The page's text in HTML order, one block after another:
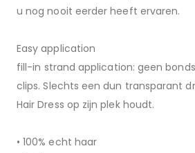
u nog nooit eerder heeft ervaren.
Easy application
fill-in strand application: geen
clips. Slechts een dun transparant
Hair Dress op zijn plek houdt.
• 100% echt haar